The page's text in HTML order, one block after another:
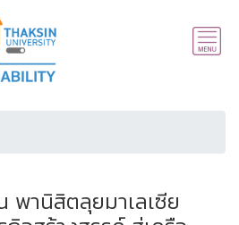
านิสิตลุยมาเลเซีย